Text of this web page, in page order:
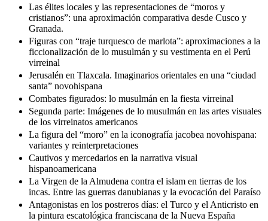
Las élites locales y las representaciones de “moros y
cristianos”: una aproximación comparativa desde Cusco y
Granada.
Figuras con “traje turquesco de marlota”: aproximaciones a la
ficcionalización de lo musulmán y su vestimenta en el Perú
virreinal
Jerusalén en Tlaxcala. Imaginarios orientales en una “ciudad
santa” novohispana
Combates figurados: lo musulmán en la fiesta virreinal
Segunda parte: Imágenes de lo musulmán en las artes visuales
de los virreinatos americanos
La figura del “moro” en la iconografía jacobea novohispana:
variantes y reinterpretaciones
Cautivos y mercedarios en la narrativa visual
hispanoamericana
La Virgen de la Almudena contra el islam en tierras de los
incas. Entre las guerras danubianas y la evocación del Paraíso
Antagonistas en los postreros días: el Turco y el Anticristo en
la pintura escatológica franciscana de la Nueva España